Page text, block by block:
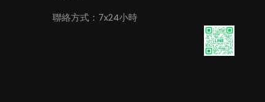
聯絡方式：7x24小時